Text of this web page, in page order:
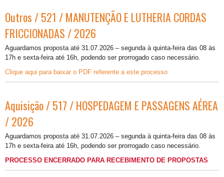
Outros / 521 / MANUTENÇÃO E LUTHERIA CORDAS
FRICCIONADAS / 2026
Aguardamos proposta até 31.07.2026 – segunda à quinta-feira das 08 às
17h e sexta-feira até 16h, podendo ser prorrogado caso necessário.
Clique aqui para baixar o PDF referente a este processo
Aquisição / 517 / HOSPEDAGEM E PASSAGENS AÉREA
/ 2026
Aguardamos proposta até 31.07.2026 – segunda à quinta-feira das 08 às
17h e sexta-feira até 16h, podendo ser prorrogado caso necessário.
PROCESSO ENCERRADO PARA RECEBIMENTO DE PROPOSTAS